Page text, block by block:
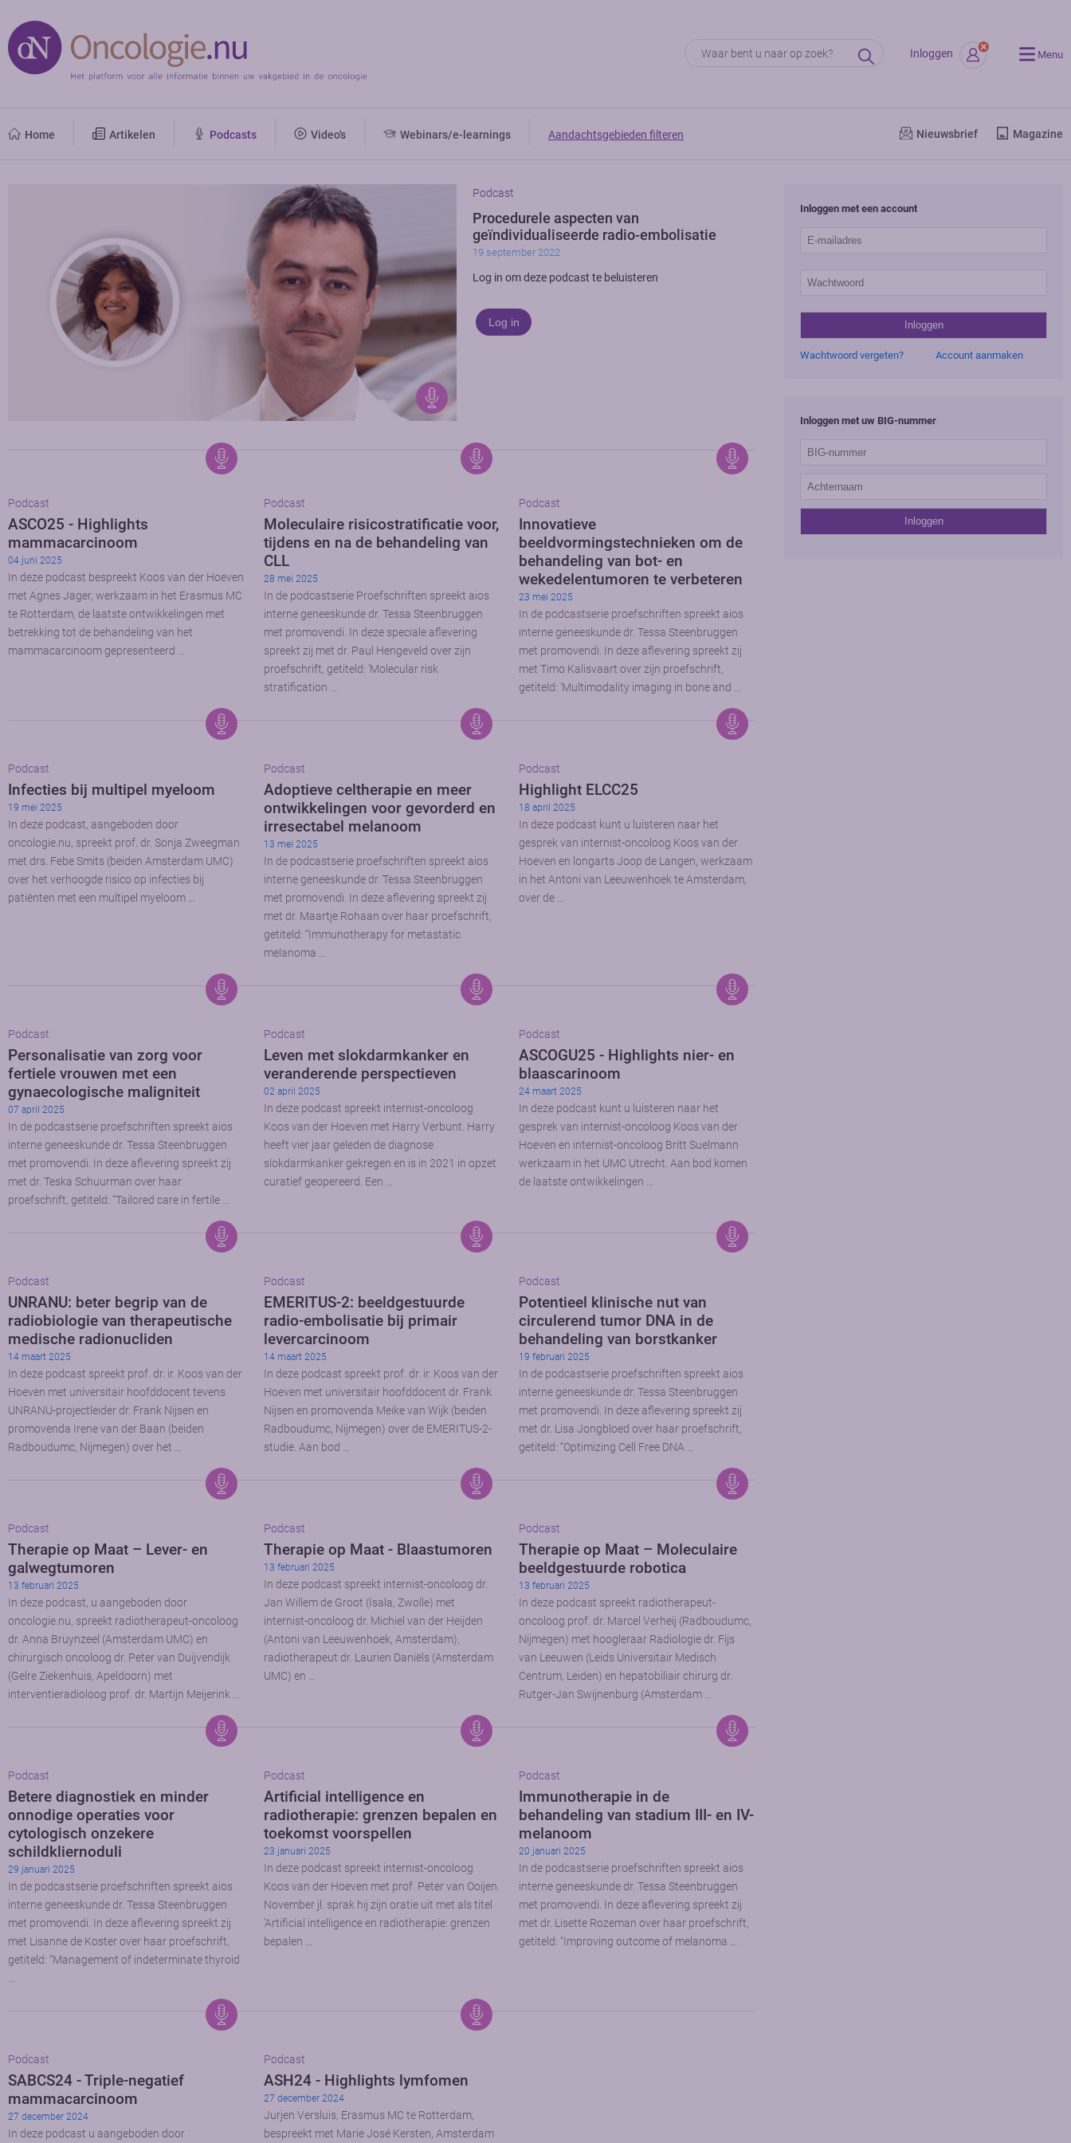
Inloggen Menu
Home Artikelen Podcasts Video's Webinars/e-learnings Aandachtsgebieden filteren Nieuwsbrief Magazine
Podcast
Procedurele aspecten van
geïndividualiseerde radio-embolisatie
19 september 2022
Log in om deze podcast te beluisteren
Log in
Podcast
ASCO25 - Highlights
mammacarcinoom
04 juni 2025
In deze podcast bespreekt Koos van der Hoeven
met Agnes Jager, werkzaam in het Erasmus MC
te Rotterdam, de laatste ontwikkelingen met
betrekking tot de behandeling van het
mammacarcinoom gepresenteerd …
Podcast
Moleculaire risicostratificatie voor,
tijdens en na de behandeling van
CLL
28 mei 2025
In de podcastserie Proefschriften spreekt aios
interne geneeskunde dr. Tessa Steenbruggen
met promovendi. In deze speciale aflevering
spreekt zij met dr. Paul Hengeveld over zijn
proefschrift, getiteld: ‘Molecular risk
stratification …
Podcast
Innovatieve
beeldvormingstechnieken om de
behandeling van bot- en
wekedelentumoren te verbeteren
23 mei 2025
In de podcastserie proefschriften spreekt aios
interne geneeskunde dr. Tessa Steenbruggen
met promovendi. In deze aflevering spreekt zij
met Timo Kalisvaart over zijn proefschrift,
getiteld: ‘Multimodality imaging in bone and …
Podcast
Infecties bij multipel myeloom
19 mei 2025
In deze podcast, aangeboden door
oncologie.nu, spreekt prof. dr. Sonja Zweegman
met drs. Febe Smits (beiden Amsterdam UMC)
over het verhoogde risico op infecties bij
patiënten met een multipel myeloom …
Podcast
Adoptieve celtherapie en meer
ontwikkelingen voor gevorderd en
irresectabel melanoom
13 mei 2025
In de podcastserie proefschriften spreekt aios
interne geneeskunde dr. Tessa Steenbruggen
met promovendi. In deze aflevering spreekt zij
met dr. Maartje Rohaan over haar proefschrift,
getiteld: “Immunotherapy for metastatic
melanoma …
Podcast
Highlight ELCC25
18 april 2025
In deze podcast kunt u luisteren naar het
gesprek van internist-oncoloog Koos van der
Hoeven en longarts Joop de Langen, werkzaam
in het Antoni van Leeuwenhoek te Amsterdam,
over de …
Podcast
Personalisatie van zorg voor
fertiele vrouwen met een
gynaecologische maligniteit
07 april 2025
In de podcastserie proefschriften spreekt aios
interne geneeskunde dr. Tessa Steenbruggen
met promovendi. In deze aflevering spreekt zij
met dr. Teska Schuurman over haar
proefschrift, getiteld: “Tailored care in fertile …
Podcast
Leven met slokdarmkanker en
veranderende perspectieven
02 april 2025
In deze podcast spreekt internist-oncoloog
Koos van der Hoeven met Harry Verbunt. Harry
heeft vier jaar geleden de diagnose
slokdarmkanker gekregen en is in 2021 in opzet
curatief geopereerd. Een …
Podcast
ASCOGU25 - Highlights nier- en
blaascarinoom
24 maart 2025
In deze podcast kunt u luisteren naar het
gesprek van internist-oncoloog Koos van der
Hoeven en internist-oncoloog Britt Suelmann
werkzaam in het UMC Utrecht. Aan bod komen
de laatste ontwikkelingen …
Podcast
UNRANU: beter begrip van de
radiobiologie van therapeutische
medische radionucliden
14 maart 2025
In deze podcast spreekt prof. dr. ir. Koos van der
Hoeven met universitair hoofddocent tevens
UNRANU-projectleider dr. Frank Nijsen en
promovenda Irene van der Baan (beiden
Radboudumc, Nijmegen) over het …
Podcast
EMERITUS-2: beeldgestuurde
radio-embolisatie bij primair
levercarcinoom
14 maart 2025
In deze podcast spreekt prof. dr. ir. Koos van der
Hoeven met universitair hoofddocent dr. Frank
Nijsen en promovenda Meike van Wijk (beiden
Radboudumc, Nijmegen) over de EMERITUS-2-
studie. Aan bod …
Podcast
Potentieel klinische nut van
circulerend tumor DNA in de
behandeling van borstkanker
19 februari 2025
In de podcastserie proefschriften spreekt aios
interne geneeskunde dr. Tessa Steenbruggen
met promovendi. In deze aflevering spreekt zij
met dr. Lisa Jongbloed over haar proefschrift,
getiteld: “Optimizing Cell Free DNA …
Podcast
Therapie op Maat – Lever- en
galwegtumoren
13 februari 2025
In deze podcast, u aangeboden door
oncologie.nu, spreekt radiotherapeut-oncoloog
dr. Anna Bruynzeel (Amsterdam UMC) en
chirurgisch oncoloog dr. Peter van Duijvendijk
(Gelre Ziekenhuis, Apeldoorn) met
interventieradioloog prof. dr. Martijn Meijerink …
Podcast
Therapie op Maat - Blaastumoren
13 februari 2025
In deze podcast spreekt internist-oncoloog dr.
Jan Willem de Groot (Isala, Zwolle) met
internist-oncoloog dr. Michiel van der Heijden
(Antoni van Leeuwenhoek, Amsterdam),
radiotherapeut dr. Laurien Daniëls (Amsterdam
UMC) en …
Podcast
Therapie op Maat – Moleculaire
beeldgestuurde robotica
13 februari 2025
In deze podcast spreekt radiotherapeut-
oncoloog prof. dr. Marcel Verheij (Radboudumc,
Nijmegen) met hoogleraar Radiologie dr. Fijs
van Leeuwen (Leids Universitair Medisch
Centrum, Leiden) en hepatobiliair chirurg dr.
Rutger-Jan Swijnenburg (Amsterdam …
Podcast
Betere diagnostiek en minder
onnodige operaties voor
cytologisch onzekere
schildkliernoduli
29 januari 2025
In de podcastserie proefschriften spreekt aios
interne geneeskunde dr. Tessa Steenbruggen
met promovendi. In deze aflevering spreekt zij
met Lisanne de Koster over haar proefschrift,
getiteld: “Management of indeterminate thyroid
…
Podcast
Artificial intelligence en
radiotherapie: grenzen bepalen en
toekomst voorspellen
23 januari 2025
In deze podcast spreekt internist-oncoloog
Koos van der Hoeven met prof. Peter van Ooijen.
November jl. sprak hij zijn oratie uit met als titel
‘Artificial intelligence en radiotherapie: grenzen
bepalen …
Podcast
Immunotherapie in de
behandeling van stadium III- en IV-
melanoom
20 januari 2025
In de podcastserie proefschriften spreekt aios
interne geneeskunde dr. Tessa Steenbruggen
met promovendi. In deze aflevering spreekt zij
met dr. Lisette Rozeman over haar proefschrift,
getiteld: “Improving outcome of melanoma …
Podcast
SABCS24 - Triple-negatief
mammacarcinoom
27 december 2024
In deze podcast u aangeboden door
Podcast
ASH24 - Highlights lymfomen
27 december 2024
Jurjen Versluis, Erasmus MC te Rotterdam,
bespreekt met Marie José Kersten, Amsterdam
Inloggen met een account
Wachtwoord vergeten? Account aanmaken
Inloggen met uw BIG-nummer